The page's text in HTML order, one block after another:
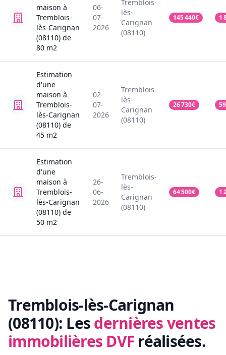
maison à
Tremblois-
lès-Carignan
(08110) de
80 m2
06-
07-
2026
Tremblois-
lès-
Carignan
(08110)
145 440€ 1
Estimation
d'une
maison à
Tremblois-
lès-Carignan
(08110) de
45 m2
02-
07-
2026
Tremblois-
lès-
Carignan
(08110)
26 730€
Estimation
d'une
maison à
Tremblois-
lès-Carignan
(08110) de
50 m2
26-
06-
2026
Tremblois-
lès-
Carignan
(08110)
64 500€ 1
Tremblois-lès-Carignan
(08110): Lesdernières ventes
immobilières DVF réalisées.